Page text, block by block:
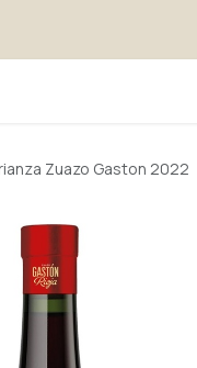
Zuazo Gaston 2022